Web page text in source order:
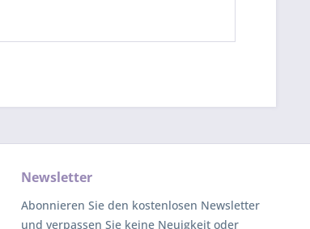
Newsletter
Abonnieren Sie den kostenlosen Newsletter
und verpassen Sie keine Neuigkeit oder